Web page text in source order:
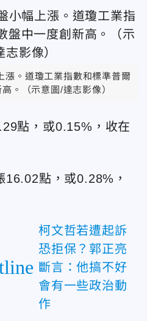
漲。道瓊工業指數和標準普爾
。（示意圖/達志影像）
點，或0.15%，收在
點，或0.28%，
柯文哲若遭起訴
恐拒保？郭正亮
斷言：他搞不好
會有一些政治動
作